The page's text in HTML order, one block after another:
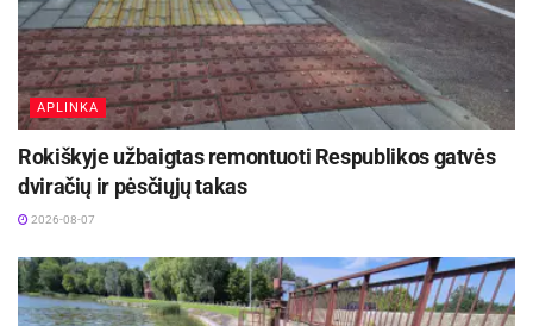
antrą kartą – iki rugsėjo 1 dienos.
Aktualios naujienos
Ignalinos rajone, Lukošiškės sentikių religinė
bendruomenė rūpinasi cerkvės išsaugojimu
Kauno žaliosios erdvės džiugina nuo pirmųjų
pavasario žiedų iki rudens sezono pabaigos
2026-08-07
APLINKA
Rokiškyje užbaigtas remontuoti Respublikos gatvės
dviračių ir pėsčiųjų takas
2026-08-07